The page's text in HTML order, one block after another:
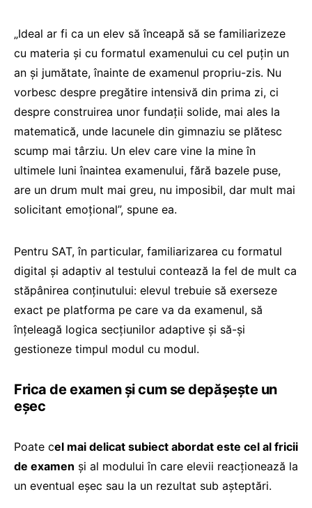
„Ideal ar fi ca un elev să înceapă să se familiarizeze
cu materia și cu formatul examenului cu cel puțin un
an și jumătate, înainte de examenul propriu-zis. Nu
vorbesc despre pregătire intensivă din prima zi, ci
despre construirea unor fundații solide, mai ales la
matematică, unde lacunele din gimnaziu se plătesc
scump mai târziu. Un elev care vine la mine în
ultimele luni înaintea examenului, fără bazele puse,
are un drum mult mai greu, nu imposibil, dar mult mai
solicitant emoțional”, spune ea.
Pentru SAT, în particular, familiarizarea cu formatul
digital și adaptiv al testului contează la fel de mult ca
stăpânirea conținutului: elevul trebuie să exerseze
exact pe platforma pe care va da examenul, să
înțeleagă logica secțiunilor adaptive și să-și
gestioneze timpul modul cu modul.
Frica de examen și cum se depășește un
eșec
Poate cel mai delicat subiect abordat este cel al fricii
de examen și al modului în care elevii reacționează la
un eventual eșec sau la un rezultat sub așteptări.